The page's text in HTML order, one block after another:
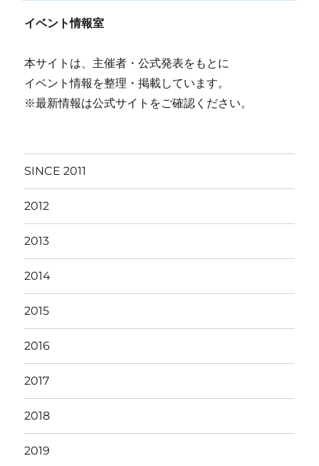
イベント情報室
本サイトは、主催者・公式発表をもとに
イベント情報を整理・掲載しています。
※最新情報は公式サイトをご確認ください。
SINCE 2011
2012
2013
2014
2015
2016
2017
2018
2019